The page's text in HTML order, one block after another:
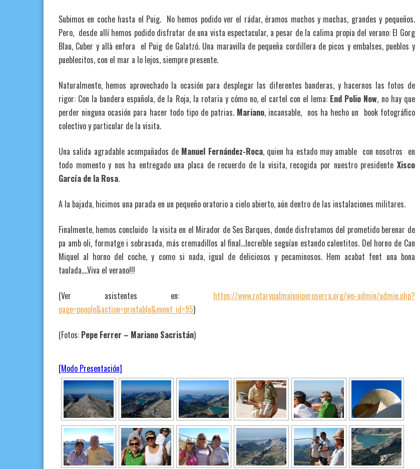
Subimos en coche hasta el Puig. No hemos podido ver el rádar, éramos muchos y muchas, grandes y pequeños.
Pero, desde allí hemos podido disfrutar de una vista espectacular, a pesar de la calima propia del verano: El Gorg
Blau, Cuber y allà enfora el Puig de Galatzó. Una maravilla de pequeña cordillera de picos y embalses, pueblos y
pueblecitos, con el mar a lo lejos, siempre presente.
Naturalmente, hemos aprovechado la ocasión para desplegar las diferentes banderas, y hacernos las fotos de
rigor: Con la bandera española, de la Roja, la rotaria y cómo no, el cartel con el lema: End Polio Now, no hay que
perder ninguna ocasión para hacer todo tipo de patrias. Mariano, incansable, nos ha hecho un book fotográfico
colectivo y particular de la visita.
Una salida agradable acompañados de Manuel Fernández-Roca, quien ha estado muy amable con nosotros en
todo momento y nos ha entregado una placa de recuerdo de la visita, recogida por nuestro presidente Xisco
García de la Rosa.
A la bajada, hicimos una parada en un pequeño oratorio a cielo abierto, aún dentro de las instalaciones militares.
Finalmente, hemos concluido la visita en el Mirador de Ses Barques, donde disfrutamos del prometido berenar de
pa amb oli, formatge i sobrasada, más cremadillos al final…Increíble seguían estando calentitos. Del horno de Can
Miquel al horno del coche, y como si nada, igual de deliciosos y pecaminosos. Hem acabat fent una bona
taulada….Viva el verano!!!
(Ver asistentes en: https://www.rotarypalmajuniperoserra.org/wp-admin/admin.php?
page=people&action=printable&event_id=95)
(Fotos: Pepe Ferrer – Mariano Sacristán)
[Modo Presentación]